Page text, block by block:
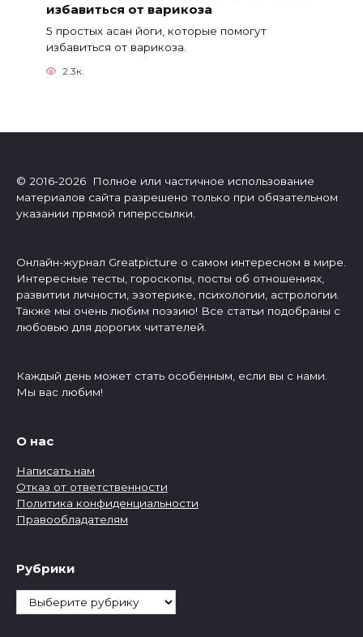
избавиться от варикоза
5 простых асан йоги, которые помогут
избавиться от варикоза.
2.3к.
© 2016-2026 Полное или частичное использование
материалов сайта разрешено только при обязательном
указании прямой гиперссылки.
Онлайн-журнал Greatpicture о самом интересном в мире.
Интересные тесты, гороскопы, посты об отношениях,
развитии личности, эзотерике, психологии, астрологии.
Также мы очень любим поэзию! Все статьи подобраны с
любовью для дорогих читателей.
Каждый день может стать особенным, если вы с нами.
Мы вас любим!
О нас
Написать нам
Отказ от ответственности
Политика конфиденциальности
Правообладателям
Рубрики
Рубрики